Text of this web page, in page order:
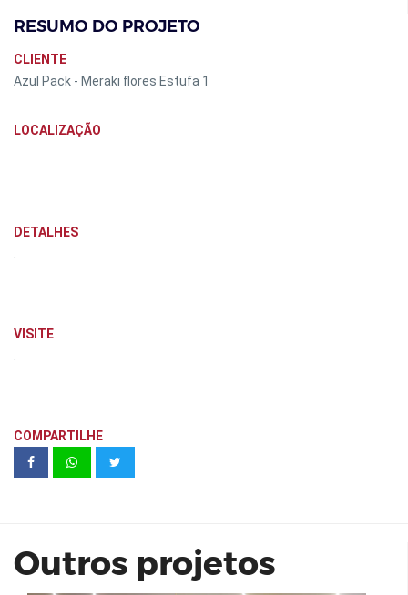
RESUMO DO PROJETO
CLIENTE
Azul Pack - Meraki flores Estufa 1
LOCALIZAÇÃO
DETALHES
VISITE
COMPARTILHE
Outros projetos
Vivaz Connection Klabin